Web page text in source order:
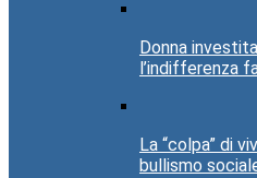
Donna
l’indifferenza
La “colpa” di
bullismo